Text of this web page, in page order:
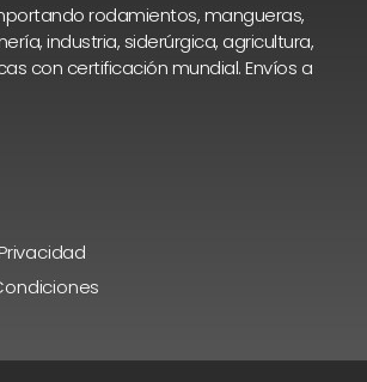
rodamientos, mangueras,
industria, siderúrgica, agricultura,
con certificación mundial. Envíos a